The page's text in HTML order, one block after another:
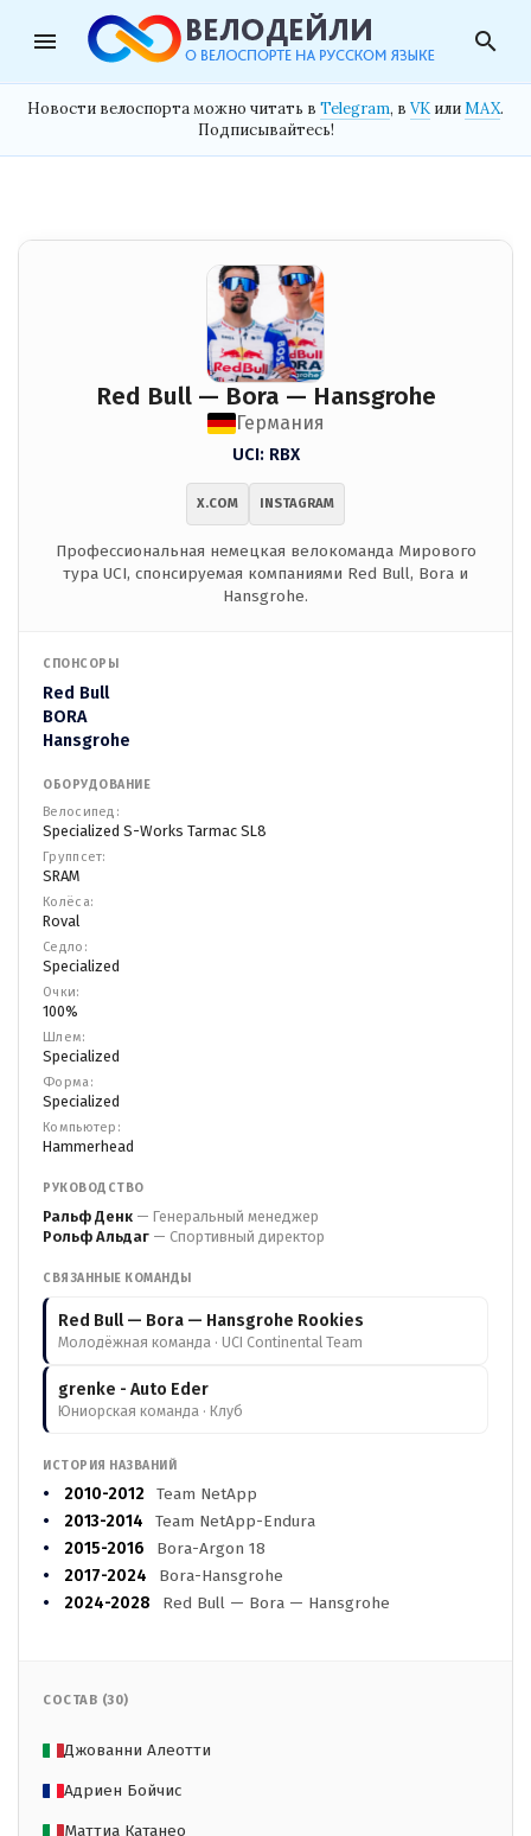
menu search
Новости велоспорта можно читать в Telegram, в VK илиMAX.
Подписывайтесь!
Red Bull — Bora — Hansgrohe
Германия
UCI: RBX
X.COM INSTAGRAM
Профессиональная немецкая велокоманда Мирового
тура UCI, спонсируемая компаниями Red Bull, Bora и
Hansgrohe.
СПОНСОРЫ
Red Bull
BORA
Hansgrohe
ОБОРУДОВАНИЕ
Велосипед:
Specialized S-Works Tarmac SL8
Группсет:
SRAM
Колёса:
Roval
Седло:
Specialized
Очки:
100%
Шлем:
Specialized
Форма:
Specialized
Компьютер:
Hammerhead
РУКОВОДСТВО
Ральф Денк — Генеральный менеджер
Рольф Альдаг — Спортивный директор
СВЯЗАННЫЕ КОМАНДЫ
Red Bull — Bora — Hansgrohe Rookies
Молодёжная команда · UCI Continental Team
grenke - Auto Eder
Юниорская команда · Клуб
ИСТОРИЯ НАЗВАНИЙ
2010-2012 Team NetApp
2013-2014
Team NetApp-Endura
2015-2016
Bora-Argon 18
2017-2024
Bora-Hansgrohe
2024-2028
Red Bull — Bora — Hansgrohe
СОСТАВ (30)
Джованни Алеотти
Адриен Бойчис
Маттиа Катанео